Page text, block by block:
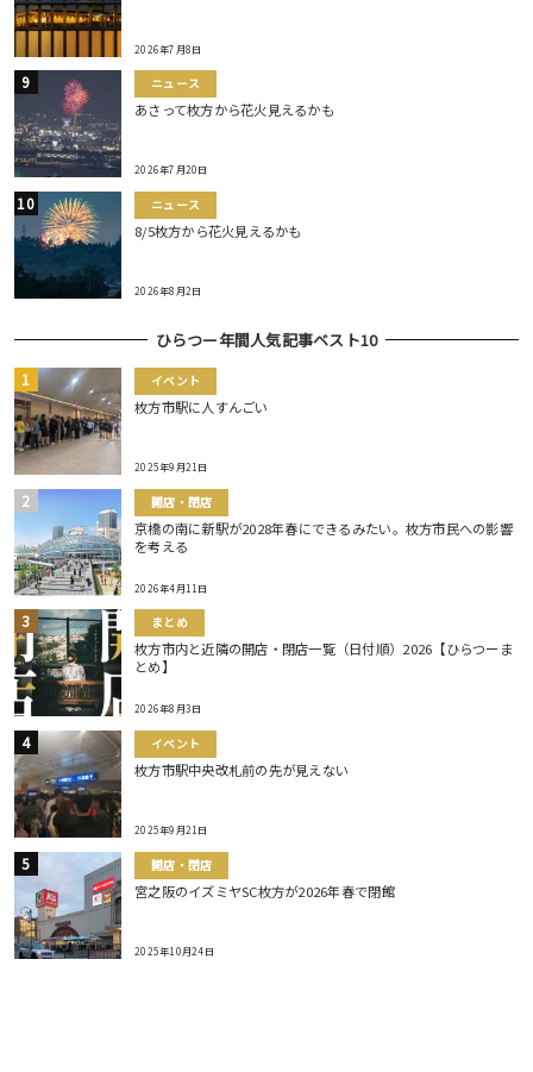
2026年7月8日
ニュース
あさって枚方から花火見えるかも
2026年7月20日
ニュース
8/5枚方から花火見えるかも
2026年8月2日
ひらつー年間人気記事ベスト10
イベント
枚方市駅に人すんごい
2025年9月21日
開店・閉店
京橋の南に新駅が2028年春にできるみたい。枚方市民への影響
を考える
2026年4月11日
まとめ
枚方市内と近隣の開店・閉店一覧（日付順）2026【ひらつーま
とめ】
2026年8月3日
イベント
枚方市駅中央改札前の先が見えない
2025年9月21日
開店・閉店
宮之阪のイズミヤSC枚方が2026年春で閉館
2025年10月24日